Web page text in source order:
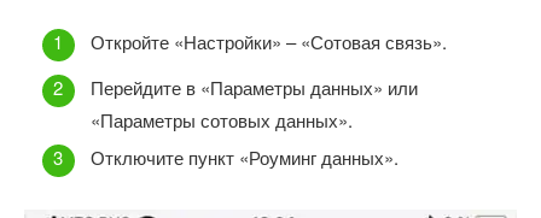
Откройте «Настройки» – «Сотовая связь».
Перейдите в «Параметры данных» или
«Параметры сотовых данных».
Отключите пункт «Роуминг данных».